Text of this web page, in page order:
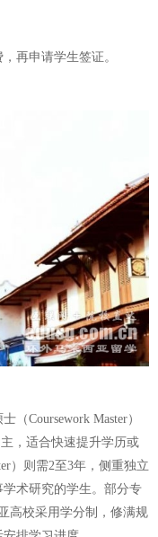
再申请学生签证。
（Coursework Master）
，适合快速提升学历或
）则需2至3年，侧重独立
术研究的学生。部分专
高校采用学分制，修满规